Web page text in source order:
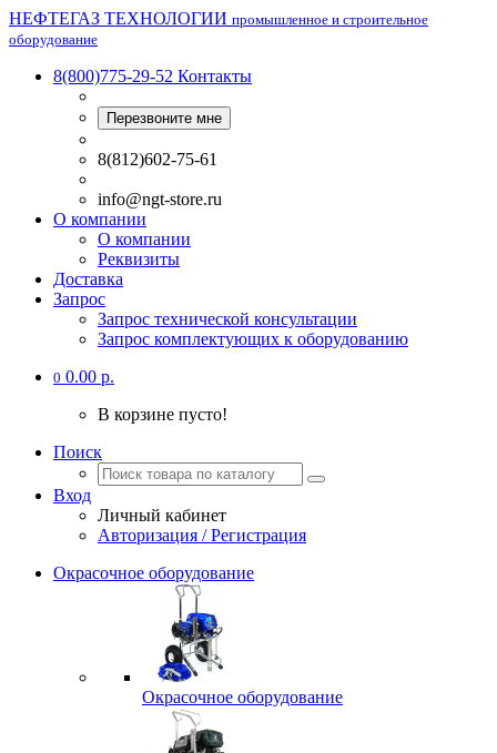
НЕФТЕГАЗ ТЕХНОЛОГИИ промышленное и строительное
оборудование
8(800)775-29-52 Контакты
Перезвоните мне
8(812)602-75-61
info@ngt-store.ru
О компании
О компании
Реквизиты
Доставка
Запрос
Запрос технической консультации
Запрос комплектующих к оборудованию
0 0.00 р.
В корзине пусто!
Поиск
Вход
Личный кабинет
Авторизация / Регистрация
Окрасочное оборудование
Окрасочное оборудование